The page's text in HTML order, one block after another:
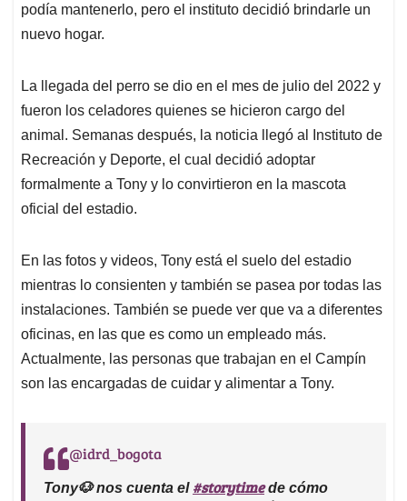
podía mantenerlo, pero el instituto decidió brindarle un
nuevo hogar.
La llegada del perro se dio en el mes de julio del 2022 y
fueron los celadores quienes se hicieron cargo del
animal. Semanas después, la noticia llegó al Instituto de
Recreación y Deporte, el cual decidió adoptar
formalmente a Tony y lo convirtieron en la mascota
oficial del estadio.
En las fotos y videos, Tony está el suelo del estadio
mientras lo consienten y también se pasea por todas las
instalaciones. También se puede ver que va a diferentes
oficinas, en las que es como un empleado más.
Actualmente, las personas que trabajan en el Campín
son las encargadas de cuidar y alimentar a Tony.
@idrd_bogota
Tony🐶 nos cuenta el #storytimede cómo